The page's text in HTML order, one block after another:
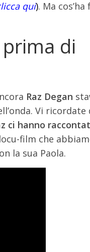
qui). Ma
prima di
Raz Degan
Vi ricordate
ci hanno
film che
la sua Paola.